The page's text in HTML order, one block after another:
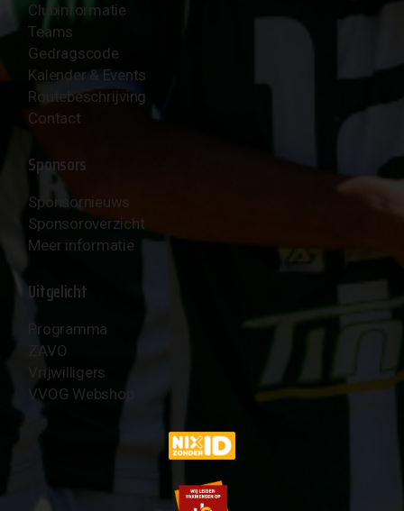
Clubinformatie
Teams
Gedragscode
Kalender & Events
Routebeschrijving
Contact
Sponsors
Sponsornieuws
Sponsoroverzicht
Meer informatie
Uitgelicht
Programma
ZAVO
Vrijwilligers
VVOG Webshop